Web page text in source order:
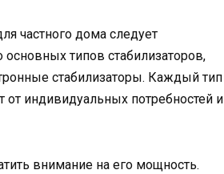
частного дома следует
основных типов стабилизаторов,
стабилизаторы. Каждый тип
индивидуальных потребностей и
внимание на его мощность.